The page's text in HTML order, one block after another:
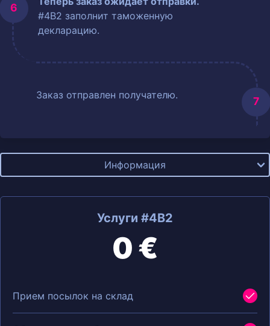
#4B2 заполнит таможенную
декларацию.
Заказ отправлен получателю.
Информация
Услуги #4B2
0 €
Прием посылок на склад